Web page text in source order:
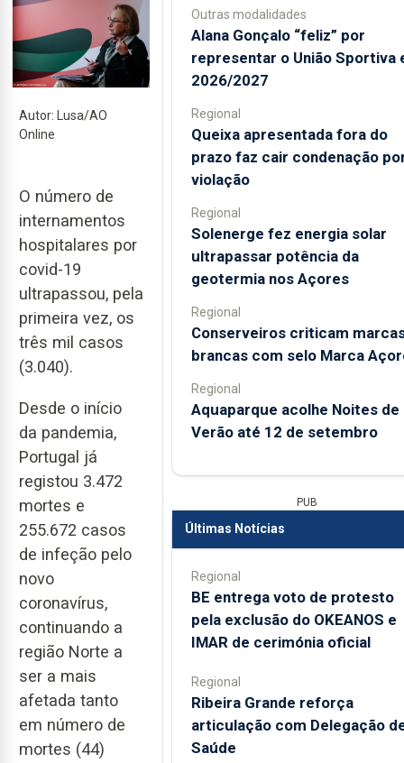
Autor: Lusa/AO
Online
O número de
internamentos
hospitalares por
covid-19
ultrapassou, pela
primeira vez, os
três mil casos
(3.040).
Desde o início
da pandemia,
Portugal já
registou 3.472
mortes e
255.672 casos
de infeção pelo
novo
coronavírus,
continuando a
região Norte a
ser a mais
afetada tanto
em número de
mortes (44)
Outras modalidades
Alana Gonçalo “feliz” por
representar o União Sportiva
2026/2027
Regional
Queixa apresentada fora do
prazo faz cair condenação
violação
Regional
Solenerge fez energia solar
ultrapassar potência da
geotermia nos Açores
Regional
Conserveiros criticam
brancas com selo Marca
Regional
Aquaparque acolhe Noites de
Verão até 12 de setembro
PUB
Últimas Notícias
Regional
BE entrega voto de protesto
pela exclusão do OKEANOS e
IMAR de cerimónia oficial
Regional
Ribeira Grande reforça
articulação com Delegação
Saúde